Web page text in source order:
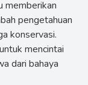
memberikan
pengetahuan
konservasi.
mencintai
dari bahaya